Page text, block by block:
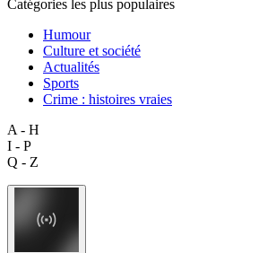
Catégories les plus populaires
Humour
Culture et société
Actualités
Sports
Crime : histoires vraies
A - H
I - P
Q - Z